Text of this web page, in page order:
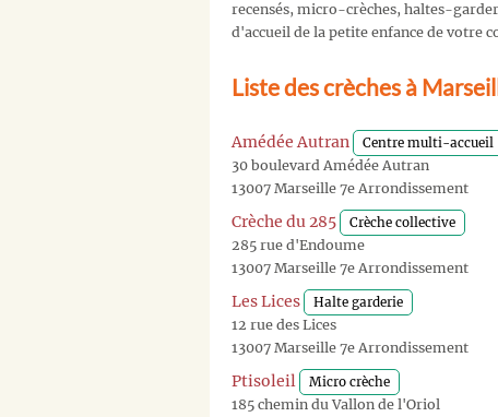
recensés, micro-crèches, haltes-
d'accueil de la petite enfance de votre
Liste des crèches à
Amédée Autran Centre multi-accueil
30 boulevard Amédée Autran
13007 Marseille 7e Arrondissement
Crèche du 285 Crèche collective
285 rue d'Endoume
13007 Marseille 7e Arrondissement
Les Lices Halte garderie
12 rue des Lices
13007 Marseille 7e Arrondissement
Ptisoleil Micro crèche
185 chemin du Vallon de l'Oriol